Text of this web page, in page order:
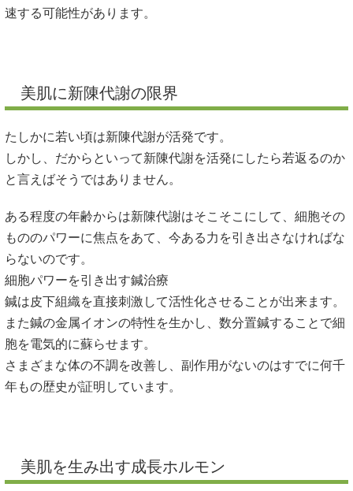
速する可能性があります。
美肌に新陳代謝の限界
たしかに若い頃は新陳代謝が活発です。
しかし、だからといって新陳代謝を活発にしたら若返るのか
と言えばそうではありません。
ある程度の年齢からは新陳代謝はそこそこにして、細胞その
もののパワーに焦点をあて、今ある力を引き出さなければな
らないのです。
細胞パワーを引き出す鍼治療
鍼は皮下組織を直接刺激して活性化させることが出来ます。
また鍼の金属イオンの特性を生かし、数分置鍼することで細
胞を電気的に蘇らせます。
さまざまな体の不調を改善し、副作用がないのはすでに何千
年もの歴史が証明しています。
美肌を生み出す成長ホルモン